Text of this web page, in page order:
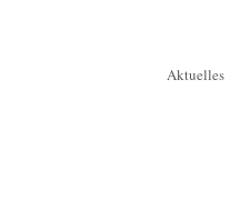
Aktuelles